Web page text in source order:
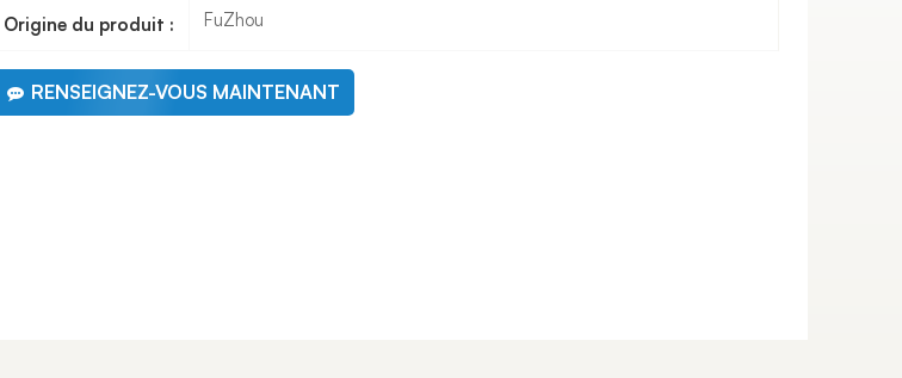
Origine du produit : FuZhou
RENSEIGNEZ-VOUS MAINTENANT